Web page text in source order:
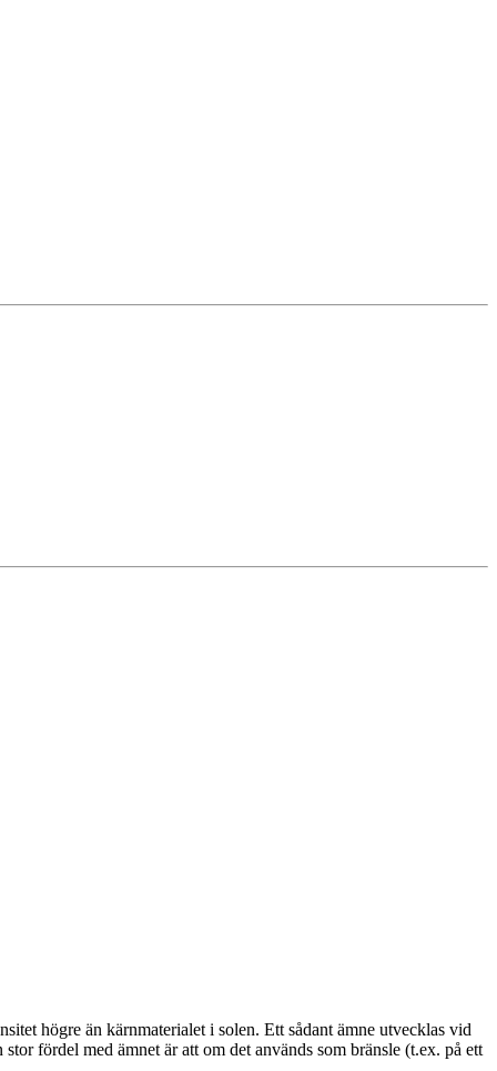
högre än kärnmaterialet i solen. Ett sådant ämne utvecklas vid
fördel med ämnet är att om det används som bränsle (t.ex. på ett